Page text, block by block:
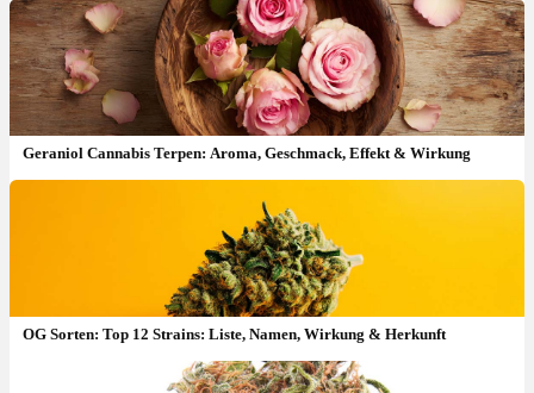
Geraniol Cannabis Terpen: Aroma, Geschmack, Effekt & Wirkung
OG Sorten: Top 12 Strains: Liste, Namen, Wirkung & Herkunft